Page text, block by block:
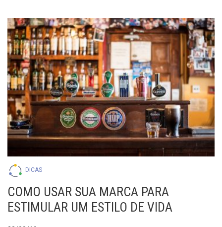
DICAS
COMO USAR SUA MARCA PARA
ESTIMULAR UM ESTILO DE VIDA